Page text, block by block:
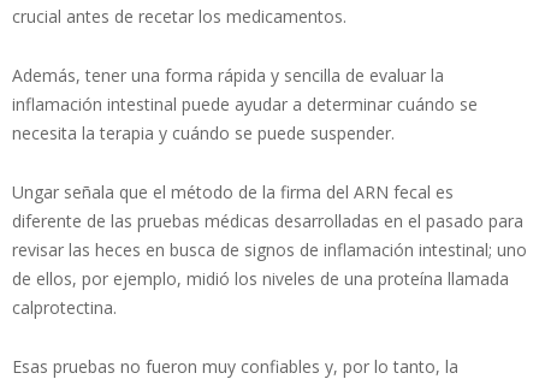
crucial antes de recetar los medicamentos.
Además, tener una forma rápida y sencilla de evaluar la
inflamación intestinal puede ayudar a determinar cuándo se
necesita la terapia y cuándo se puede suspender.
Ungar señala que el método de la firma del ARN fecal es
diferente de las pruebas médicas desarrolladas en el pasado para
revisar las heces en busca de signos de inflamación intestinal; uno
de ellos, por ejemplo, midió los niveles de una proteína llamada
calprotectina.
Esas pruebas no fueron muy confiables y, por lo tanto, la